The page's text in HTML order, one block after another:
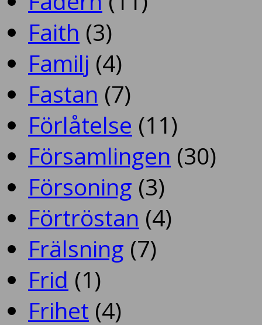
Faith (3)
Familj (4)
Fastan (7)
Förlåtelse (11)
Församlingen (30)
Försoning (3)
Förtröstan (4)
Frälsning (7)
Frid (1)
Frihet (4)